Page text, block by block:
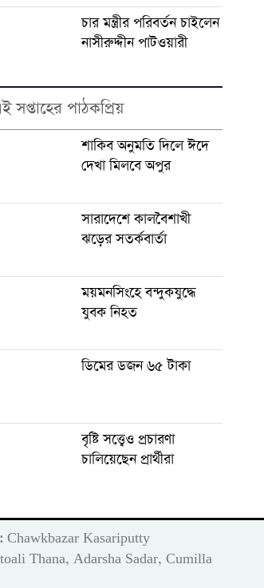
চার মন্ত্রীর পরিবর্তন চাইলেন
নাসীরুদ্দীন পাটওয়ারী
সপ্তাহের পাঠকপ্রিয়
শাকিব অনুমতি দিলে ঈদে
দেখা মিলবে অপুর
সারাদেশে কালবৈশাখী
ঝড়ের সতর্কবার্তা
ময়মনসিংহে বন্দুকযুদ্ধে
যুবক নিহত
ডিমের ডজন ৬৫ টাকা
বৃষ্টি সত্ত্বেও প্রচারণা
চালিয়েছেন প্রার্থীরা
Chawkbazar Kasariputty
Thana, Adarsha Sadar, Cumilla